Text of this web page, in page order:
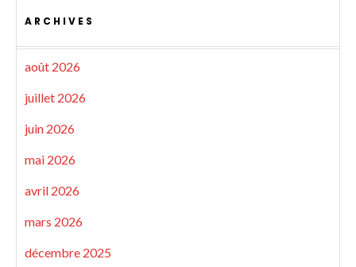
ARCHIVES
août 2026
juillet 2026
juin 2026
mai 2026
avril 2026
mars 2026
décembre 2025